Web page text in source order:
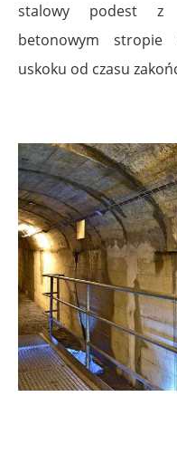
stalowy podest z
betonowym stropie
uskoku od czasu